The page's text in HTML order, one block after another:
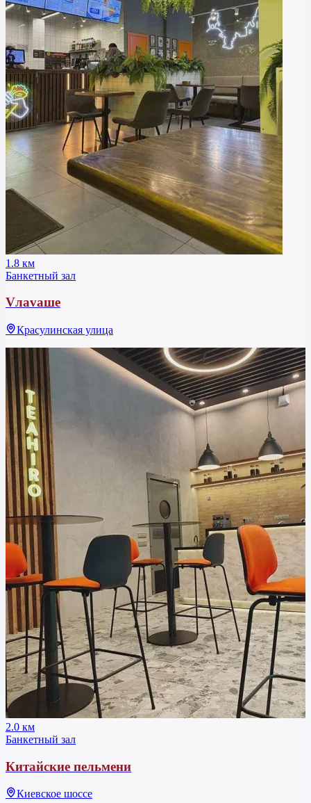
1.8 км
Банкетный зал
Vлavaше
Красулинская улица
2.0 км
Банкетный зал
Китайские пельмени
Киевское шоссе